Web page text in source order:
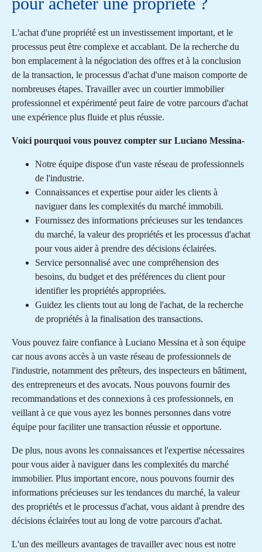
L'achat d'une propriété est un investissement important, et le
processus peut être complexe et accablant. De la recherche du
bon emplacement à la négociation des offres et à la conclusion
de la transaction, le processus d'achat d'une maison comporte de
nombreuses étapes. Travailler avec un courtier immobilier
professionnel et expérimenté peut faire de votre parcours d'achat
une expérience plus fluide et plus réussie.
Voici pourquoi vous pouvez compter sur Luciano Messina-
Notre équipe dispose d'un vaste réseau de professionnels
de l'industrie.
Connaissances et expertise pour aider les clients à
naviguer dans les complexités du marché immobili.
Fournissez des informations précieuses sur les tendances
du marché, la valeur des propriétés et les processus d'achat
pour vous aider à prendre des décisions éclairées.
Service personnalisé avec une compréhension des
besoins, du budget et des préférences du client pour
identifier les propriétés appropriées.
Guidez les clients tout au long de l'achat, de la recherche
de propriétés à la finalisation des transactions.
Vous pouvez faire confiance à Luciano Messina et à son équipe
car nous avons accès à un vaste réseau de professionnels de
l'industrie, notamment des prêteurs, des inspecteurs en bâtiment,
des entrepreneurs et des avocats. Nous pouvons fournir des
recommandations et des connexions à ces professionnels, en
veillant à ce que vous ayez les bonnes personnes dans votre
équipe pour faciliter une transaction réussie et opportune.
De plus, nous avons les connaissances et l'expertise nécessaires
pour vous aider à naviguer dans les complexités du marché
immobilier. Plus important encore, nous pouvons fournir des
informations précieuses sur les tendances du marché, la valeur
des propriétés et le processus d'achat, vous aidant à prendre des
décisions éclairées tout au long de votre parcours d'achat.
L'un des meilleurs avantages de travailler avec nous est notre